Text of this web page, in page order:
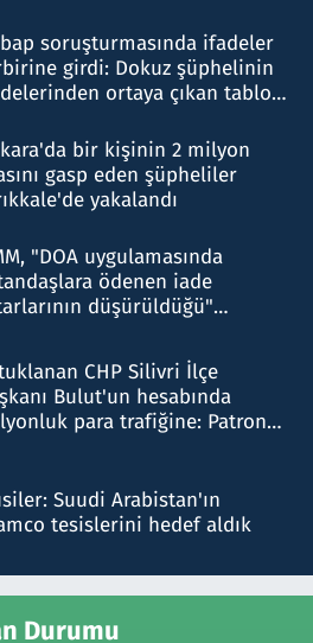
soruşturmasında ifadeler
girdi: Dokuz şüphelinin
ortaya çıkan tablo
bir kişinin 2 milyon
gasp eden şüpheliler
yakalandı
"DOA uygulamasında
ödenen iade
düşürüldüğü"
CHP Silivri İlçe
Bulut'un hesabında
para trafiğine: Patron
Suudi Arabistan'ın
tesislerini hedef aldık
Durumu